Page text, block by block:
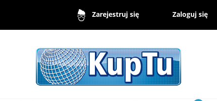
Zarejestruj się Zaloguj się